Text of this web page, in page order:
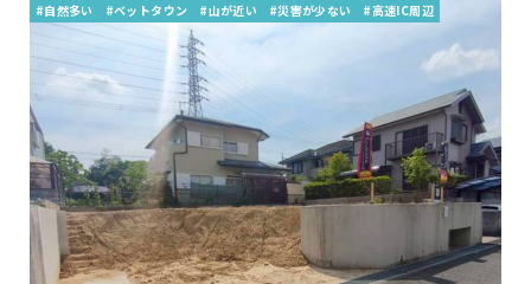
#自然多い #ベットタウン #山が近い #災害が少ない #高速IC周辺